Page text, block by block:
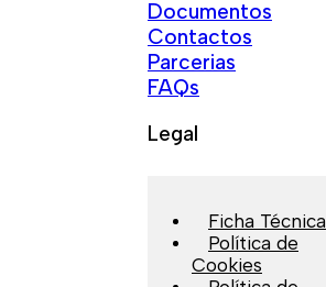
Documentos
Contactos
Parcerias
FAQs
Legal
Ficha Técnica
Política de
Cookies